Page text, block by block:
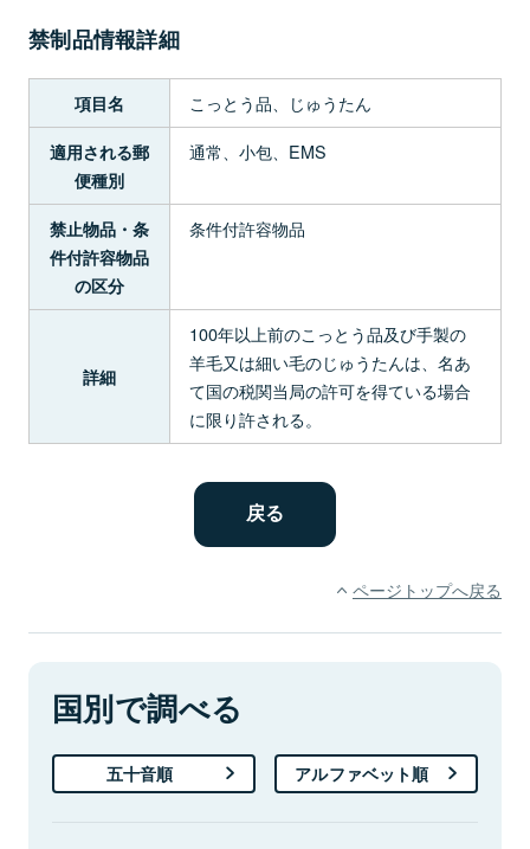
禁制品情報詳細
項目名 こっとう品、じゅうたん
適用される郵
便種別
通常、小包、EMS
禁止物品・条
件付許容物品
の区分
条件付許容物品
詳細
100年以上前のこっとう品及び手製の
羊毛又は細い毛のじゅうたんは、名あ
て国の税関当局の許可を得ている場合
に限り許される。
ページトップへ戻る
国別で調べる
五十音順 アルファベット順